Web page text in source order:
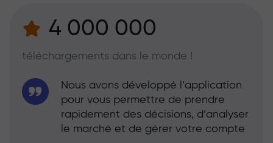
4 000 000
téléchargements dans le monde !
Nous avons développé l’application
pour vous permettre de prendre
rapidement des décisions, d’analyser
le marché et de gérer votre compte